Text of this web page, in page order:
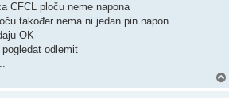
CFCL ploču neme napona
također nema ni jedan pin napon
OK
odlemit